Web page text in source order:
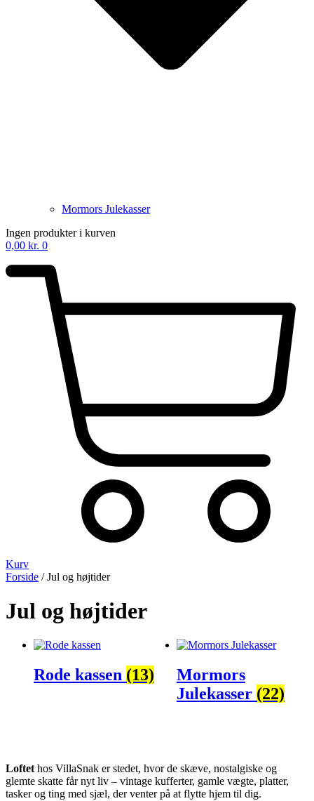
Mormors Julekasser
Ingen produkter i kurven
0,00 kr. 0
Kurv
Forside / Jul og højtider
Jul og højtider
Rode kassen (13)
Mormors
Julekasser (22)
Loftet hos VillaSnak er stedet, hvor de skæve, nostalgiske og
glemte skatte får nyt liv – vintage kufferter, gamle vægte, platter,
tasker og ting med sjæl, der venter på at flytte hjem til dig.